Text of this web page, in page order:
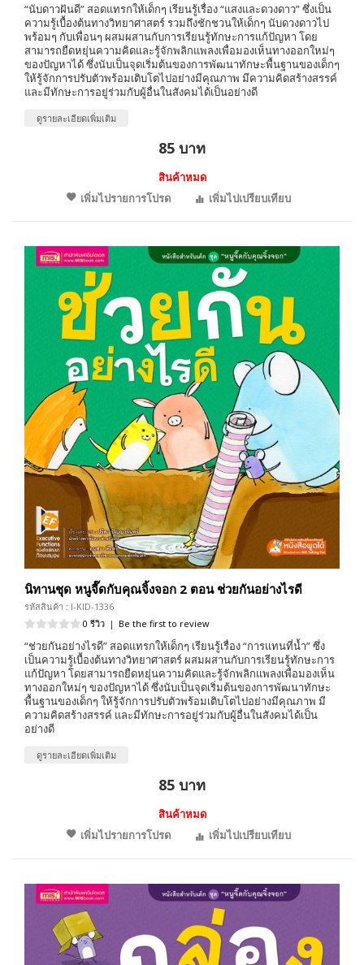
“นับดาวฝันดี” สอดแทรกให้เด็กๆ เรียนรู้เรื่อง “แสงและดวงดาว” ซึ่งเป็น
ความรู้เบื้องต้นทางวิทยาศาสตร์ รวมถึงชักชวนให้เด็กๆ นับดวงดาวไป
พร้อมๆ กับเพื่อนๆ ผสมผสานกับการเรียนรู้ทักษะการแก้ปัญหา โดย
สามารถยืดหยุ่นความคิดและรู้จักพลิกแพลงเพื่อมองเห็นทางออกใหม่ๆ
ของปัญหาได้ ซึ่งนับเป็นจุดเริ่มต้นของการพัฒนาทักษะพื้นฐานของเด็กๆ
ให้รู้จักการปรับตัวพร้อมเติบโตไปอย่างมีคุณภาพ มีความคิดสร้างสรรค์
และมีทักษะการอยู่ร่วมกับผู้อื่นในสังคมได้เป็นอย่างดี
ดูรายละเอียดเพิ่มเติม
85 บาท
สินค้าหมด
เพิ่มไปรายการโปรด
เพิ่มไปเปรียบเทียบ
นิทานชุด หนูจี๊ดกับคุณจิ้งจอก 2 ตอน ช่วยกันอย่างไรดี
รหัสสินค้า : I-KID-1336
0 รีวิว | Be the first to review
“ช่วยกันอย่างไรดี” สอดแทรกให้เด็กๆ เรียนรู้เรื่อง “การแทนที่น้ำ” ซึ่ง
เป็นความรู้เบื้องต้นทางวิทยาศาสตร์ ผสมผสานกับการเรียนรู้ทักษะการ
แก้ปัญหา โดยสามารถยืดหยุ่นความคิดและรู้จักพลิกแพลงเพื่อมองเห็น
ทางออกใหม่ๆ ของปัญหาได้ ซึ่งนับเป็นจุดเริ่มต้นของการพัฒนาทักษะ
พื้นฐานของเด็กๆ ให้รู้จักการปรับตัวพร้อมเติบโตไปอย่างมีคุณภาพ มี
ความคิดสร้างสรรค์ และมีทักษะการอยู่ร่วมกับผู้อื่นในสังคมได้เป็น
อย่างดี
ดูรายละเอียดเพิ่มเติม
85 บาท
สินค้าหมด
เพิ่มไปรายการโปรด
เพิ่มไปเปรียบเทียบ